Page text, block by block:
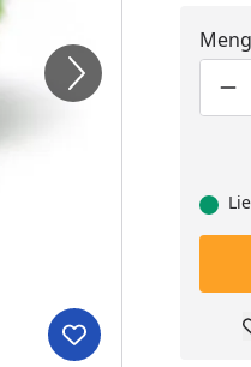
Produkt zur